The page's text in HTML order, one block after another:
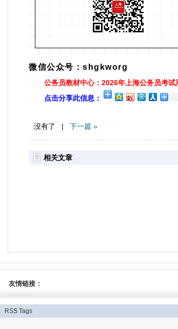
微信公众号：shgkworg
公务员教材中心：2026年上海公务员考试
点击分享此信息：
没有了 | 下一篇 »
相关文章
友情链接：
RSS Tags